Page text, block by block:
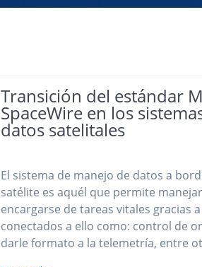
Transición del estándar
SpaceWire en los
datos satelitales
El sistema de manejo de datos a
satélite es aquél que permite
encargarse de tareas vitales gracias
conectados a ello como: control de
darle formato a la telemetría, entre